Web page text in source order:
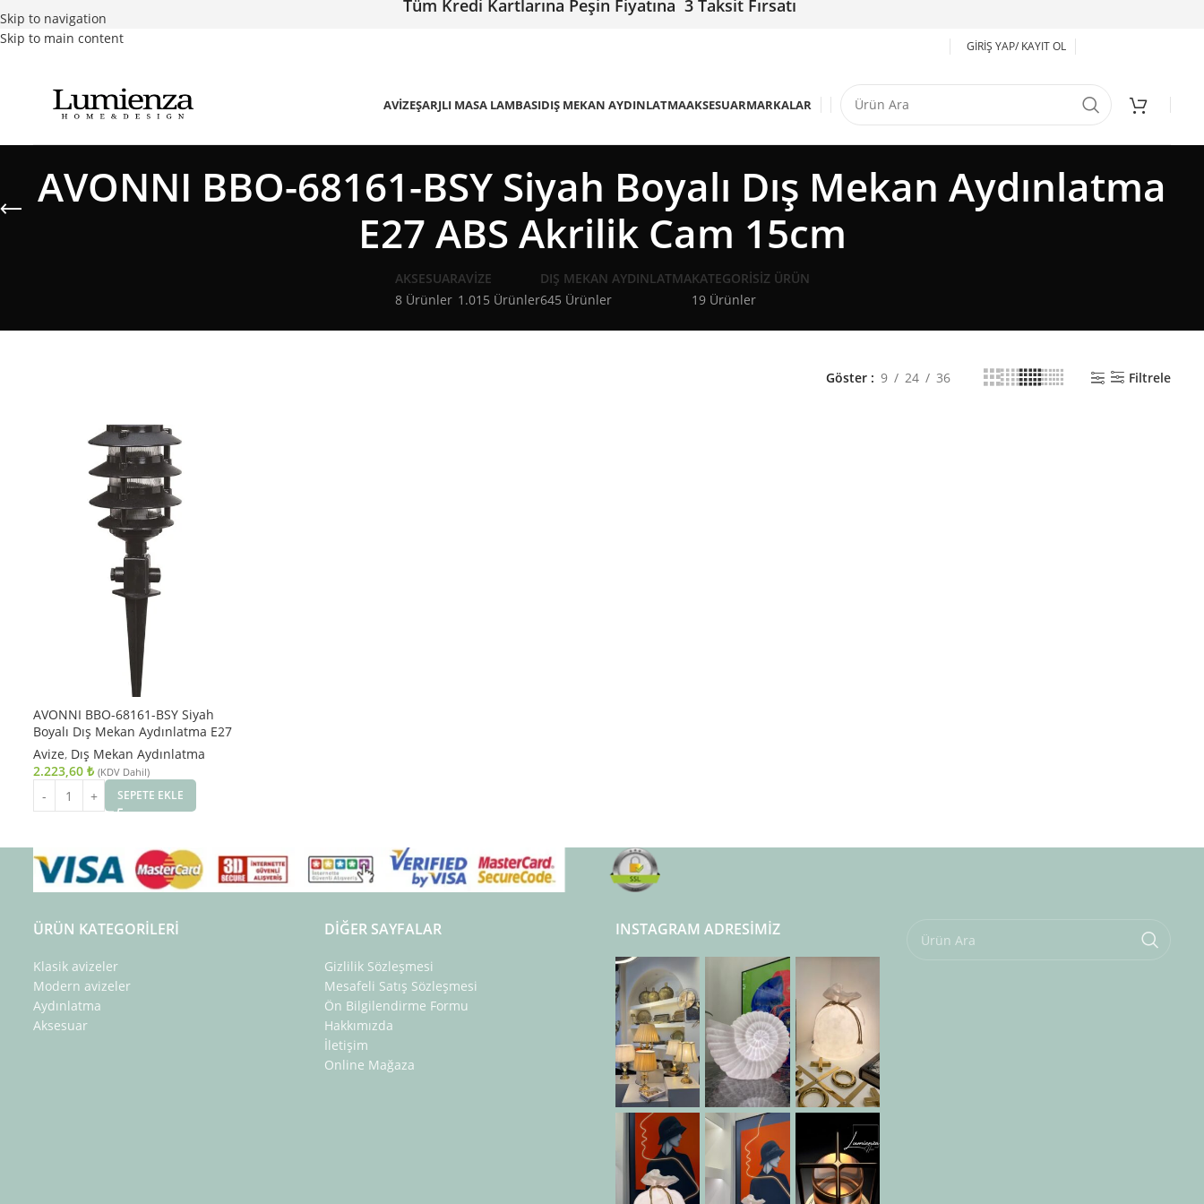
Skip to navigation
Skip to main content
Tüm Kredi Kartlarına Peşin Fiyatına 3 Taksit Fırsatı
GIRIŞ YAP/ KAYIT OL
AVIZEŞARJLI MASA LAMBASIDIŞ MEKAN AYDINLATMAAKSESUARMARKALAR
AVONNI BBO-68161-BSY Siyah Boyalı Dış Mekan Aydınlatma
E27 ABS Akrilik Cam 15cm
AKSESUAR
8 Ürünler
AVIZE
1.015 Ürünler
DIŞ MEKAN AYDINLATMA
645 Ürünler
KATEGORISIZ ÜRÜN
19 Ürünler
Göster 9 24 36 Filtrele
AVONNI BBO-68161-BSY Siyah
Boyalı Dış Mekan Aydınlatma E27
ABS Akrilik Cam 15cm
Avize, Dış Mekan Aydınlatma
2.223,60 ₺ (KDV Dahil)
SEPETE EKLE
ÜRÜN KATEGORILERI
Klasik avizeler
Modern avizeler
Aydınlatma
Aksesuar
DIĞER SAYFALAR
Gizlilik Sözleşmesi
Mesafeli Satış Sözleşmesi
Ön Bilgilendirme Formu
Hakkımızda
İletişim
Online Mağaza
INSTAGRAM ADRESIMIZ